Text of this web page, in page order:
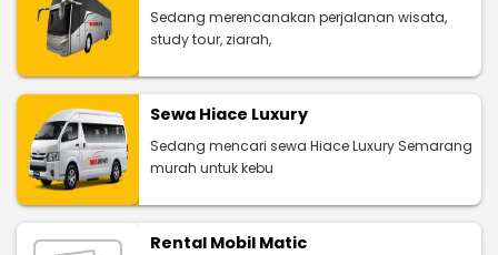
Sedang merencanakan perjalanan wisata,
study tour, ziarah,
Sewa Hiace Luxury
Sedang mencari sewa Hiace Luxury Semarang
murah untuk kebu
Rental Mobil Matic